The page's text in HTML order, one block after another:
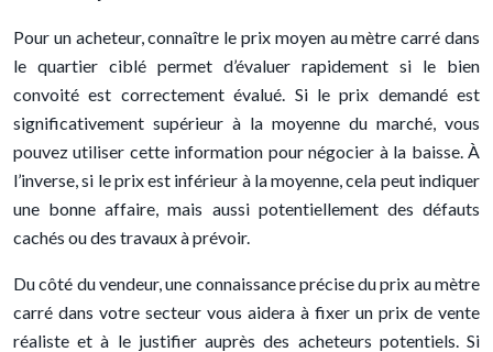
Pour un acheteur, connaître le prix moyen au mètre carré dans
le quartier ciblé permet d’évaluer rapidement si le bien
convoité est correctement évalué. Si le prix demandé est
significativement supérieur à la moyenne du marché, vous
pouvez utiliser cette information pour négocier à la baisse. À
l’inverse, si le prix est inférieur à la moyenne, cela peut indiquer
une bonne affaire, mais aussi potentiellement des défauts
cachés ou des travaux à prévoir.
Du côté du vendeur, une connaissance précise du prix au mètre
carré dans votre secteur vous aidera à fixer un prix de vente
réaliste et à le justifier auprès des acheteurs potentiels. Si